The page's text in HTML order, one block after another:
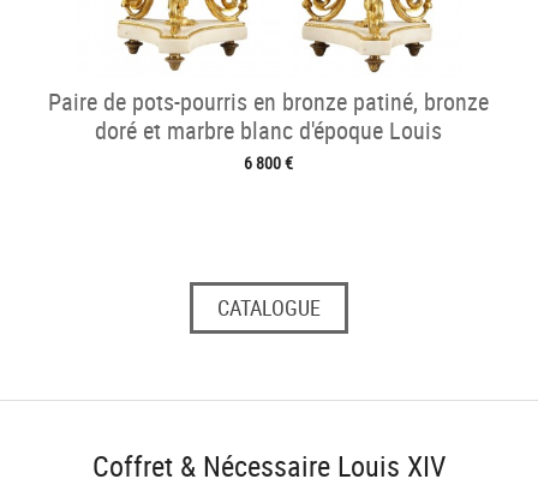
Paire de pots-pourris en bronze patiné, bronze
doré et marbre blanc d'époque Louis
6 800 €
CATALOGUE
Coffret & Nécessaire Louis XIV